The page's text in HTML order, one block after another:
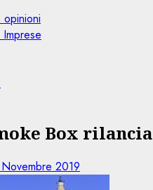
opinioni
Box rilancia
2019